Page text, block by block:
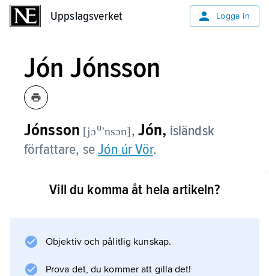
Uppslagsverket Logga in
Jón Jónsson
Jónsson [jɔuʹnsɔn], Jón, isländsk
författare, seJón úr Vör.
Vill du komma åt hela artikeln?
Objektiv och pålitlig kunskap.
Prova det, du kommer att gilla det!